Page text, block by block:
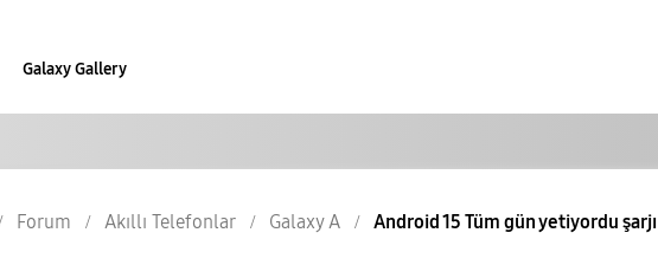
Galaxy Gallery
Forum Akıllı Telefonlar Galaxy A Android 15 Tüm gün yetiyordu şarjı